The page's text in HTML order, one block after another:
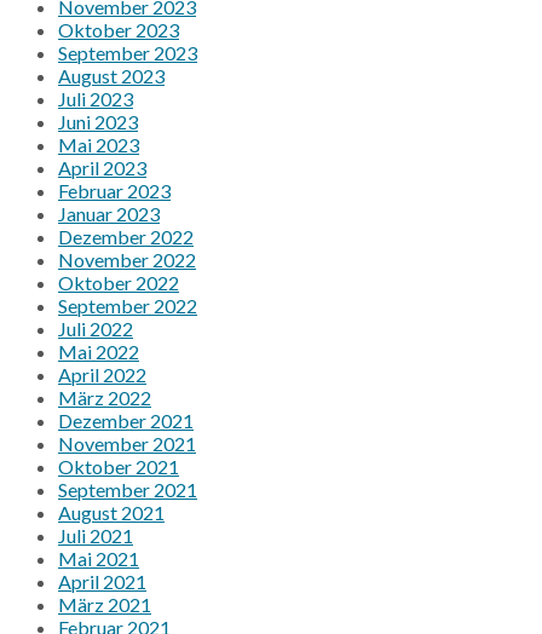
November 2023
Oktober 2023
September 2023
August 2023
Juli 2023
Juni 2023
Mai 2023
April 2023
Februar 2023
Januar 2023
Dezember 2022
November 2022
Oktober 2022
September 2022
Juli 2022
Mai 2022
April 2022
März 2022
Dezember 2021
November 2021
Oktober 2021
September 2021
August 2021
Juli 2021
Mai 2021
April 2021
März 2021
Februar 2021